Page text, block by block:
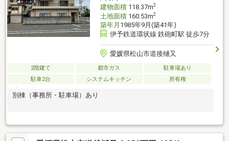
建物面積118.37m2
土地面積160.53m2
築年月 1985年9月(築41年)
伊予鉄道環状線 鉄砲町駅 徒歩7分
愛媛県松山市道後樋又
2階建て 都市ガス
駐車場あり
駐車2台
システムキッチン 所有権
別棟（事務所・駐車場）あり